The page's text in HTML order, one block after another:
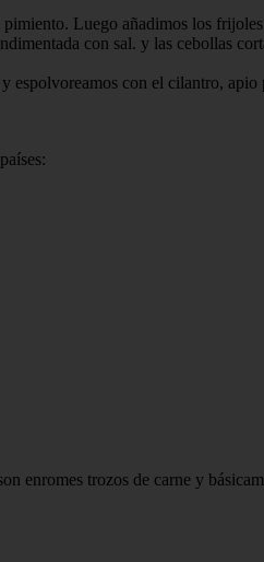
Luego añadimos los
con sal. y las cebollas
espolvoreamos con el cilantro,
enromes trozos de carne y